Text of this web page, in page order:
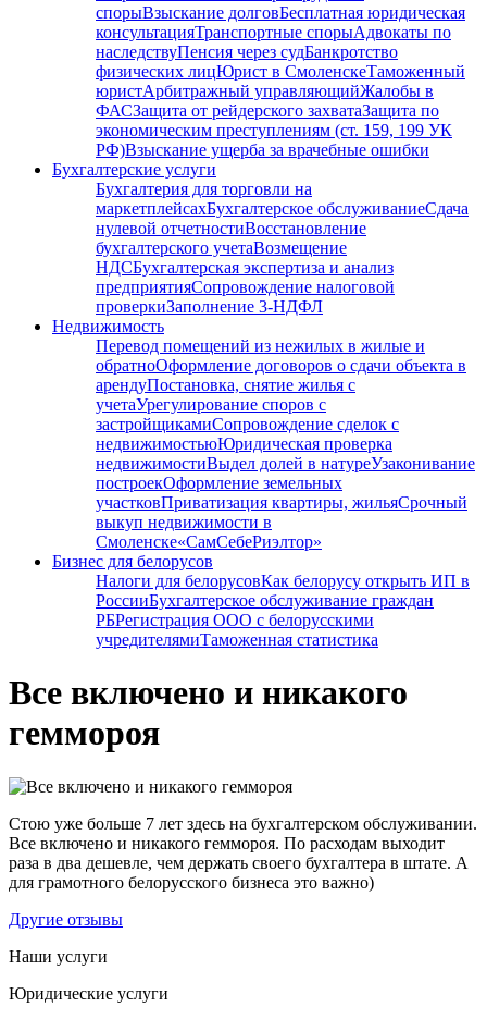
спорыВзыскание долговБесплатная юридическая
консультацияТранспортные спорыАдвокаты по
наследствуПенсия через судБанкротство
физических лицЮрист в СмоленскеТаможенный
юристАрбитражный управляющийЖалобы в
ФАСЗащита от рейдерского захватаЗащита по
экономическим преступлениям (ст. 159, 199 УК
РФ)Взыскание ущерба за врачебные ошибки
Бухгалтерские услуги
Бухгалтерия для торговли на
маркетплейсахБухгалтерское обслуживаниеСдача
нулевой отчетностиВосстановление
бухгалтерского учетаВозмещение
НДСБухгалтерская экспертиза и анализ
предприятияСопровождение налоговой
проверкиЗаполнение 3-НДФЛ
Недвижимость
Перевод помещений из нежилых в жилые и
обратноОформление договоров о сдачи объекта в
арендуПостановка, снятие жилья с
учетаУрегулирование споров с
застройщикамиСопровождение сделок с
недвижимостьюЮридическая проверка
недвижимостиВыдел долей в натуреУзаконивание
построекОформление земельных
участковПриватизация квартиры, жильяСрочный
выкуп недвижимости в
Cмоленске«СамСебеРиэлтор»
Бизнес для белорусов
Налоги для белорусовКак белорусу открыть ИП в
РоссииБухгалтерское обслуживание граждан
РБРегистрация ООО с белорусскими
учредителямиТаможенная статистика
Все включено и никакого
геммороя
Стою уже больше 7 лет здесь на бухгалтерском обслуживании.
Все включено и никакого геммороя. По расходам выходит
раза в два дешевле, чем держать своего бухгалтера в штате. А
для грамотного белорусского бизнеса это важно)
Другие отзывы
Наши услуги
Юридические услуги